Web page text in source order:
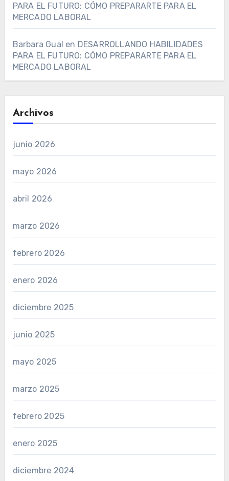
PARA EL FUTURO: CÓMO PREPARARTE PARA EL
MERCADO LABORAL
Barbara Gual en DESARROLLANDO HABILIDADES
PARA EL FUTURO: CÓMO PREPARARTE PARA EL
MERCADO LABORAL
Archivos
junio 2026
mayo 2026
abril 2026
marzo 2026
febrero 2026
enero 2026
diciembre 2025
junio 2025
mayo 2025
marzo 2025
febrero 2025
enero 2025
diciembre 2024